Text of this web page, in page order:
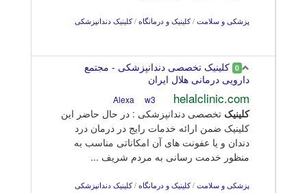
پزشکی و سلامت /کلینیک و درمانگاه /کلینیک دندانپزشکی
0 کلینیک تخصصی دندانپزشکی - مجتمع
دارویی درمانی هلال ایران
helalclinic.com
w3
کلینیک تخصصی دندانپزشکی : در حال حاضر این
کلینیک ضمن ارائه خدمات رایج در درمان درد
دندان و یا عفونت های آن امکاناتی مناسب به
منظور خدمت رسانی به مردم شریف ...
پزشکی و سلامت /کلینیک و درمانگاه /کلینیک دندانپزشکی